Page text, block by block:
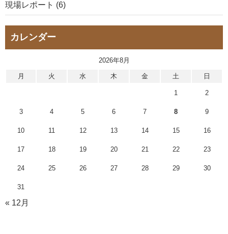
現場レポート (6)
カレンダー
2026年8月
月 火 水 木 金 土 日
1 2
3 4 5 6 7 8 9
10 11 12 13 14 15 16
17 18 19 20 21 22 23
24 25 26 27 28 29 30
31
« 12月